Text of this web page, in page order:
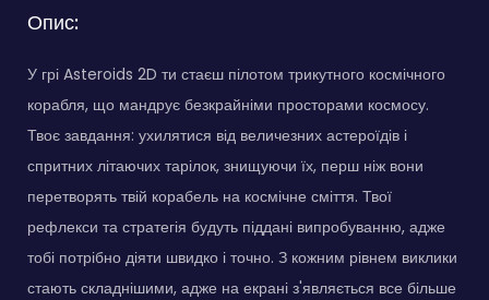
Опис:
У грі Asteroids 2D ти стаєш пілотом трикутного космічного
корабля, що мандрує безкрайніми просторами космосу.
Твоє завдання: ухилятися від величезних астероїдів і
спритних літаючих тарілок, знищуючи їх, перш ніж вони
перетворять твій корабель на космічне сміття. Твої
рефлекси та стратегія будуть піддані випробуванню, адже
тобі потрібно діяти швидко і точно. З кожним рівнем виклики
стають складнішими, адже на екрані з'являється все більше